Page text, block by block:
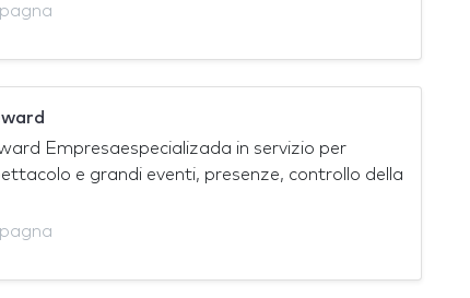
Empresaespecializada in servizio per
e grandi eventi, presenze, controllo della